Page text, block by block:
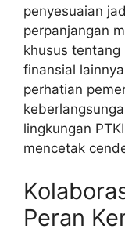
penyesuaian
perpanjangan
khusus tentang
finansial
perhatian
lingkungan
mencetak
Peran